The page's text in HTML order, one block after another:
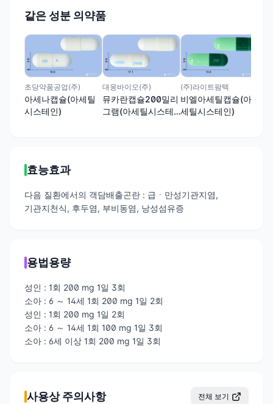
같은 성분 의약품
초당약품공업(주)
아세나캡슐(아세틸
시스테인)
대웅바이오(주)
뮤카란캡슐200밀리
그램(아세틸시스테
(주)라이트팜텍
비엘아세틸캡슐(아
세틸시스테인)
효능효과
다음 질환에서의 객담배출곤란 : 급ㆍ만성기관지염,
기관지천식, 후두염, 부비동염, 낭성섬유증
용법용량
성인 : 1회 200 mg 1일 3회
소아 : 6 ～ 14세 1회 200 mg 1일 2회
성인 : 1회 200 mg 1일 2회
소아 : 6 ～ 14세 1회 100 mg 1일 3회
소아 : 6세 이상 1회 200 mg 1일 3회
사용상 주의사항 전체 보기